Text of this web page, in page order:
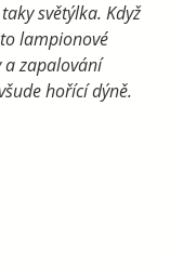
světýlka. Když
lampionové
a zapalování
hořící dýně.